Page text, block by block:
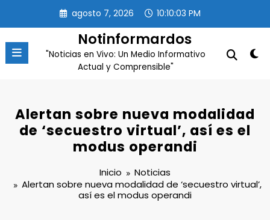
contenido
agosto 7, 2026 10:10:04 PM
Notinformardos
"Noticias en Vivo: Un Medio Informativo
Actual y Comprensible"
Alertan sobre nueva modalidad
de ‘secuestro virtual’, así es el
modus operandi
Inicio
Noticias
Alertan sobre nueva modalidad de ‘secuestro virtual’,
así es el modus operandi